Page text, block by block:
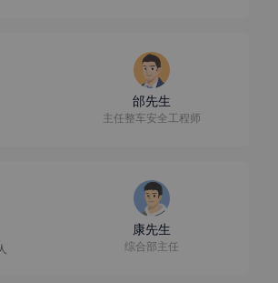
邰先生
主任整车安全工程师
康先生
综合部主任